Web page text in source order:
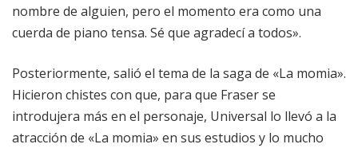
nombre de alguien, pero el momento era como una
cuerda de piano tensa. Sé que agradecí a todos».
Posteriormente, salió el tema de la saga de «La momia».
Hicieron chistes con que, para que Fraser se
introdujera más en el personaje, Universal lo llevó a la
atracción de «La momia» en sus estudios y lo mucho